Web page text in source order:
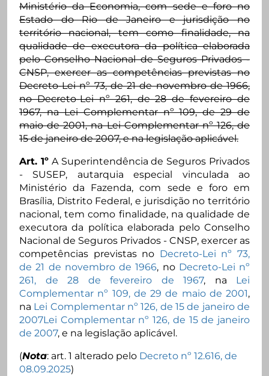
Ministério da Economia, com sede e foro no
Estado do Rio de Janeiro e jurisdição no
território nacional, tem como finalidade, na
qualidade de executora da política elaborada
pelo Conselho Nacional de Seguros Privados -
CNSP, exercer as competências previstas no
Decreto-Lei nº 73, de 21 de novembro de 1966,
no Decreto-Lei nº 261, de 28 de fevereiro de
1967, na Lei Complementar nº 109, de 29 de
maio de 2001, na Lei Complementar nº 126, de
15 de janeiro de 2007, e na legislação aplicável.
Art. 1ºA Superintendência de Seguros Privados
- SUSEP, autarquia especial vinculada ao
Ministério da Fazenda, com sede e foro em
Brasília, Distrito Federal, e jurisdição no território
nacional, tem como finalidade, na qualidade de
executora da política elaborada pelo Conselho
Nacional de Seguros Privados - CNSP, exercer as
competências previstas no Decreto-Lei nº 73,
de 21 de novembro de 1966, no Decreto-Lei nº
261, de 28 de fevereiro de 1967, na Lei
Complementar nº 109, de 29 de maio de 2001,
na Lei Complementar nº 126, de 15 de janeiro de
2007Lei Complementar nº 126, de 15 de janeiro
de 2007, e na legislação aplicável.
(Nota: art. 1 alterado pelo Decreto nº 12.616, de
08.09.2025)